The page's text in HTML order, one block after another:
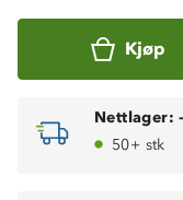
Kjøp
Nettlager: -
50+ stk